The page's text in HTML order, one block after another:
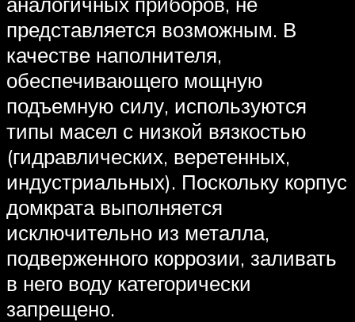
представляется возможным. В
качестве наполнителя,
обеспечивающего мощную
подъемную силу, используются
типы масел с низкой вязкостью
(гидравлических, веретенных,
индустриальных). Поскольку корпус
домкрата выполняется
исключительно из металла,
подверженного коррозии, заливать
в него воду категорически
запрещено.